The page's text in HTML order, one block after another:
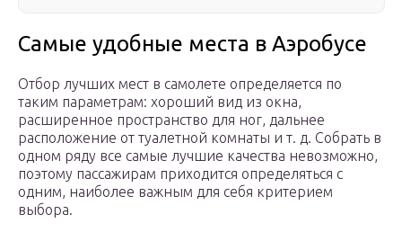
Самые удобные места в Аэробусе
Отбор лучших мест в самолете определяется по
таким параметрам: хороший вид из окна,
расширенное пространство для ног, дальнее
расположение от туалетной комнаты и т. д. Собрать в
одном ряду все самые лучшие качества невозможно,
поэтому пассажирам приходится определяться с
одним, наиболее важным для себя критерием
выбора.